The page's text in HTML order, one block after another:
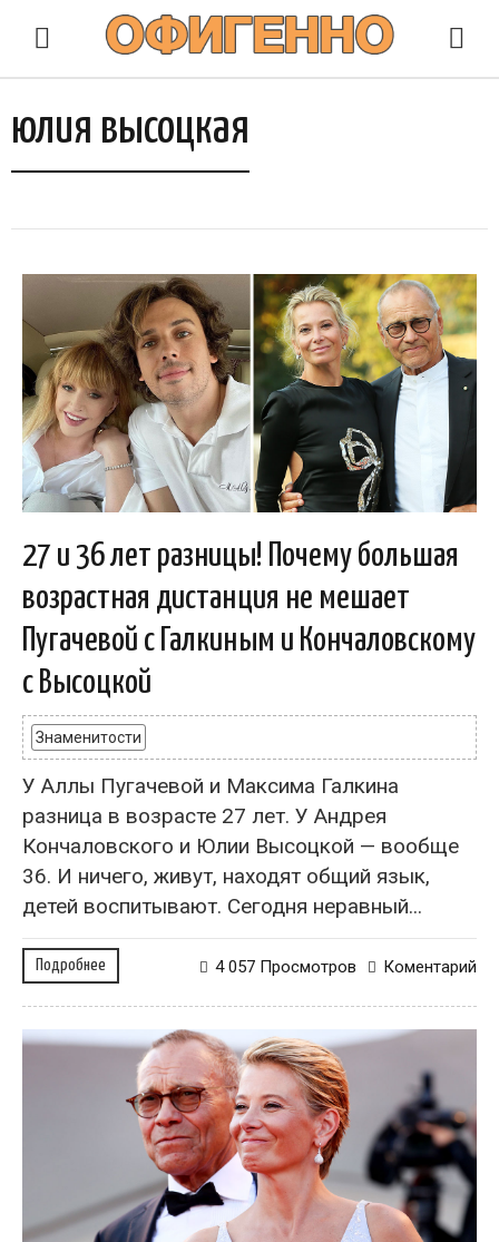
юлия высоцкая
27 и 36 лет разницы! Почему большая
возрастная дистанция не мешает
Пугачевой с Галкиным и Кончаловскому
с Высоцкой
Знаменитости
У Аллы Пугачевой и Максима Галкина
разница в возрасте 27 лет. У Андрея
Кончаловского и Юлии Высоцкой — вообще
36. И ничего, живут, находят общий язык,
детей воспитывают. Сегодня неравный...
Подробнее Коментарий
4 057 Просмотров